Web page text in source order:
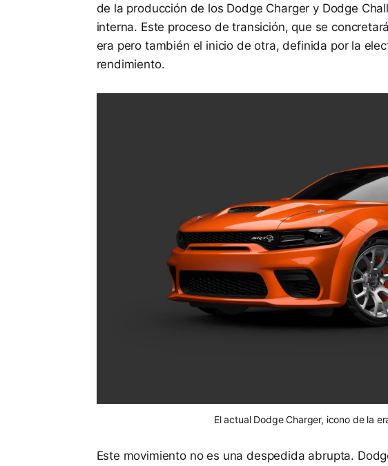
de la producción de los Dodge Charger y Dodge
interna. Este proceso de transición, que se
era pero también el inicio de otra, definida por la
rendimiento.
El actual Dodge Charger, icono de la
Este movimiento no es una despedida abrupta.